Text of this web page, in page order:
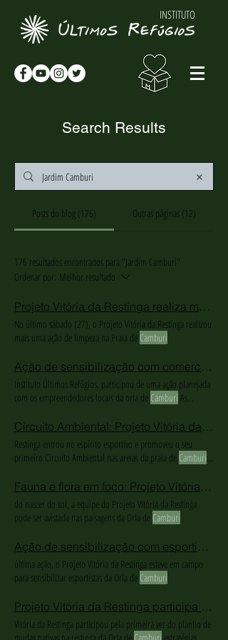
INSTITUTO
Search Results
Posts do blog (176) Outras páginas (12)
176 resultados encontrados para "Jardim Camburi"
Ordenar por: Melhor resultado
Projeto Vitória da Restinga realiza mais uma ação de limpeza na Praia de
No último sábado (27), o Projeto Vitória da Restinga realizou
mais uma ação de limpeza na Praia de Camburi
Ação de sensibilização com comerciantes da Orla de
Instituto Últimos Refúgios, participou de uma ação planejada
com os empreendedores locais da orla de Camburi As
atividade da Orla deCamburi , além de abordar
demonstraram interesse em entender o que está sendo
realizado em seu local de trabalho, a orla deCamburi
Circuito Ambiental: Projeto Vitória da Restinga realiza manhã de atividades com adultos em
Restinga entrou no espírito esportivo e promoveu o seu
primeiro Circuito Ambiental nas areias da praia de Camburi
de revitalização na restinga da Orla deCamburi Fauna e flora em foco: Projeto Vitória da Restinga faz monitoramento na Orla de
do nascer do sol, a equipe do Projeto Vitória da Restinga
pode ser avistada nas paisagens da Orla de Camburi
Ação de sensibilização com esportistas da Orla de
última ação, o Projeto Vitória da Restinga esteve em campo
para sensibilizar esportistas da Orla de Camburi
Projeto Vitória da Restinga participa de plantio de mudas nativas na praia de
Vitória da Restinga participou pela primeira vez do plantio de